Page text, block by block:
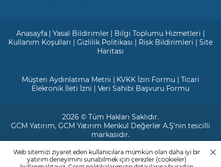
Anasayfa |Yasal Bildirimler | Bilgi Toplumu Hizmetleri |
Kullanım Koşulları |Gizlilik Politikası | Risk Bildirimleri |Site
Haritası
Müşteri Aydınlatma Metni | KVKK İzin Formu | Ticari
Elekronik İleti İzni | Veri Sahibi Başvuru Formu
2026 © Tüm Hakları Saklıdır.
GCM Yatırım, GCM Yatırım Menkul Değerler A.Ş'nin tescilli
markasıdır.
Ticari Sicil No: 799649
Maslak V.D. : 3890707820
Web sitemizi ziyaret eden kullanıcılara mümkün olan daha iyi bir
yatırım deneyimini sunabilmek için çerezler (cookieler)